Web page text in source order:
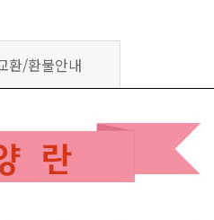
환/환불안내